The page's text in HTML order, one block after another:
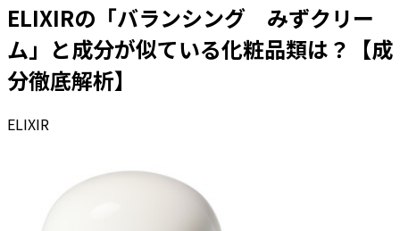
ELIXIRの「バランシング みずクリー
ム 」と成分が似ている化粧品類は？【成
分徹底解析】
ELIXIR